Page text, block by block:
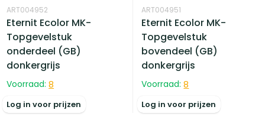
ART004952
Eternit Ecolor MK-
Topgevelstuk
onderdeel (GB)
donkergrijs
Voorraad: 8
Log in voor prijzen
ART004951
Eternit Ecolor MK-
Topgevelstuk
bovendeel (GB)
donkergrijs
Voorraad: 8
Log in voor prijzen